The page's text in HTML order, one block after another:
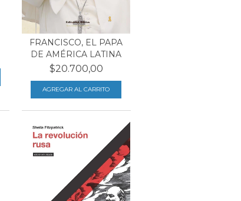
FRANCISCO, EL PAPA
DE AMÉRICA LATINA
$20.700,00